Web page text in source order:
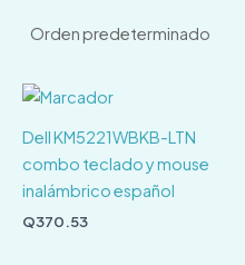
Dell KM5221WBKB-LTN
combo teclado y mouse
inalámbrico español
Q370.53